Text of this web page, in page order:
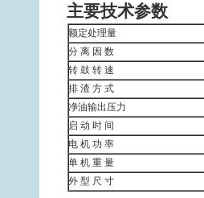
主要技术参数
额定处理量
分 离 因 数
转 鼓 转 速
排 渣 方 式
净油输出压力
启 动 时 间
电 机 功 率
单 机 重 量
外 型 尺 寸